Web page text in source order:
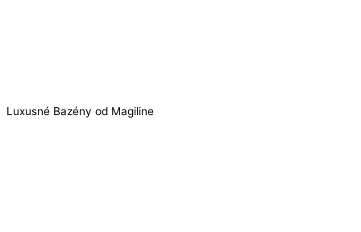
Luxusné Bazény od Magiline